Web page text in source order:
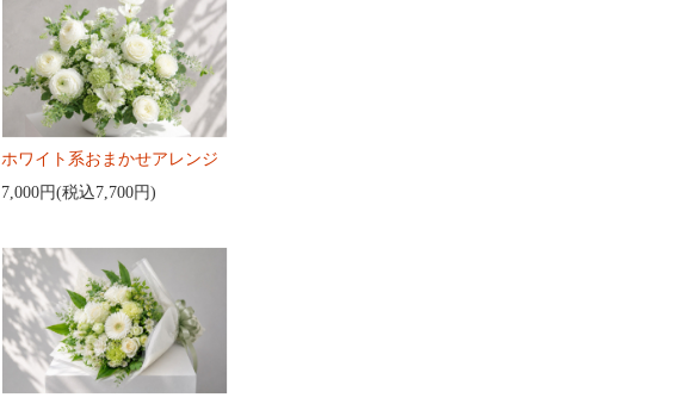
ホワイト系おまかせアレンジ
7,000円(税込7,700円)